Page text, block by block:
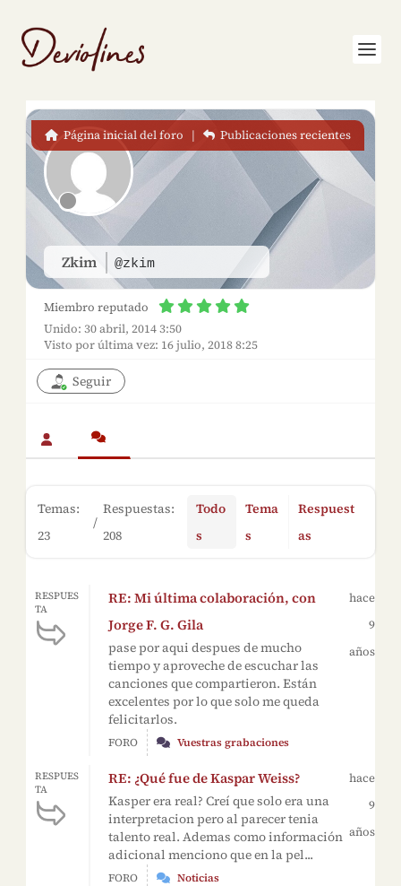
Zkim @zkim
Página inicial del foro | Publicaciones recientes
Miembro reputado
Unido: 30 abril, 2014 3:50
Visto por última vez: 16 julio, 2018 8:25
Seguir
Temas:
23
/
Respuestas:
208
Todo
s
Tema
s
Respuest
as
RESPUES
TA
RE: Mi última colaboración, con
Jorge F. G. Gila
pase por aqui despues de mucho
tiempo y aproveche de escuchar las
canciones que compartieron. Están
excelentes por lo que solo me queda
felicitarlos.
hace
9
años
FORO Vuestras grabaciones
RESPUES
TA
RE: ¿Qué fue de Kaspar Weiss?
Kasper era real? Creí que solo era una
interpretacion pero al parecer tenia
talento real. Ademas como información
adicional menciono que en la pel...
hace
9
años
FORO Noticias